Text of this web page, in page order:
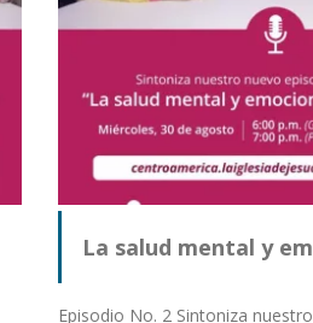
La salud mental y
Episodio No. 2 Sintoniza